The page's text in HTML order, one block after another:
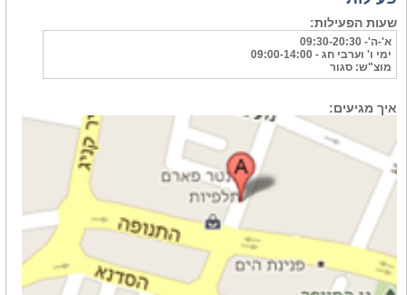
שעות הפעילות:
א'-ה'- 09:30-20:30
ימי ו' וערבי חג - 09:00-14:00
מוצ"ש: סגור
איך מגיעים: